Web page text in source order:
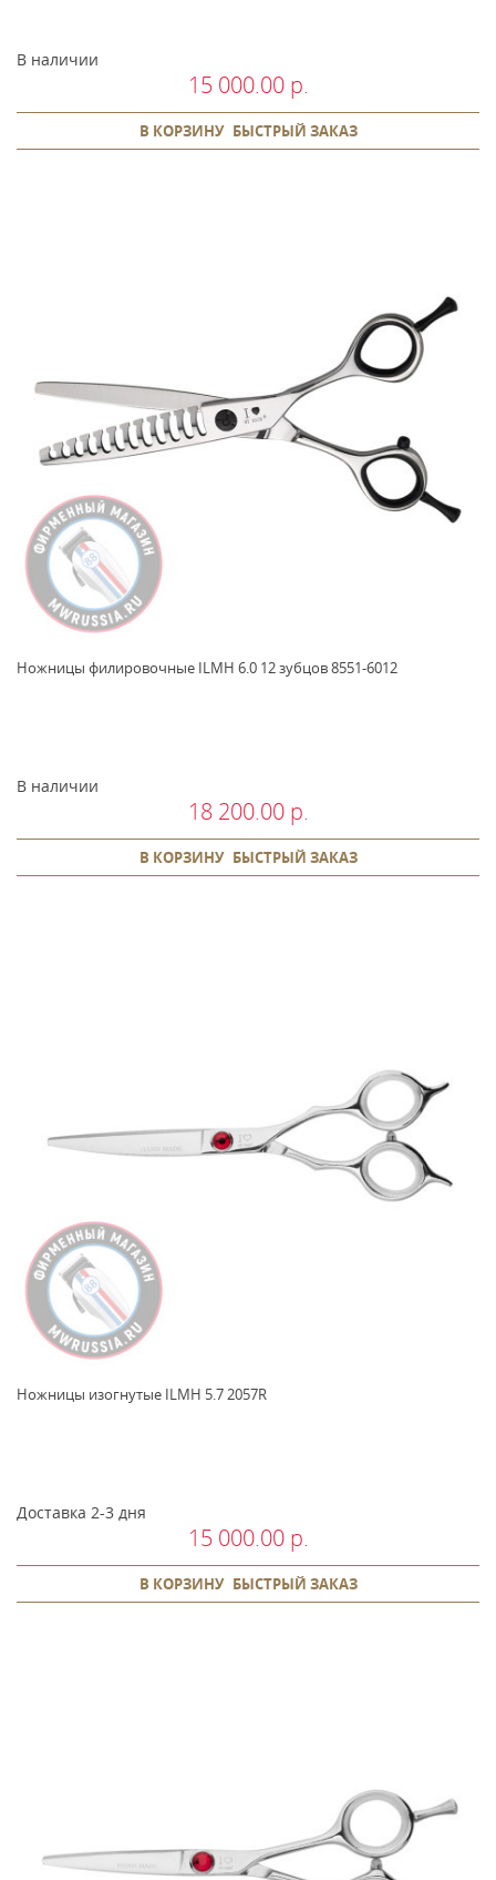
В наличии
15 000.00 р.
В КОРЗИНУ БЫСТРЫЙ ЗАКАЗ
Ножницы филировочные ILMH 6.0 12 зубцов 8551-6012
В наличии
18 200.00 р.
В КОРЗИНУ БЫСТРЫЙ ЗАКАЗ
Ножницы изогнутые ILMH 5.7 2057R
Доставка 2-3 дня
15 000.00 р.
В КОРЗИНУ БЫСТРЫЙ ЗАКАЗ